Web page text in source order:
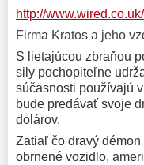
http://
Firma Kratos a jeho
S lietajúcou zbraňou
sily pochopiteľne
súčasnosti používajú
bude predávať svoje
dolárov.
Zatiaľ čo dravý
obrnené vozidlo,